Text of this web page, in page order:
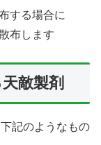
する場合に
布します
敵製剤
記のようなもの